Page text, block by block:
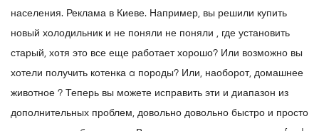
населения. Реклама в Киеве. Например, вы решили купить
новый холодильник и не поняли не поняли , где установить
старый, хотя это все еще работает хорошо? Или возможно вы
хотели получить котенка a породы? Или, наоборот, домашнее
животное ? Теперь вы можете исправить эти и диапазон из
дополнительных проблем, довольно довольно быстро и просто